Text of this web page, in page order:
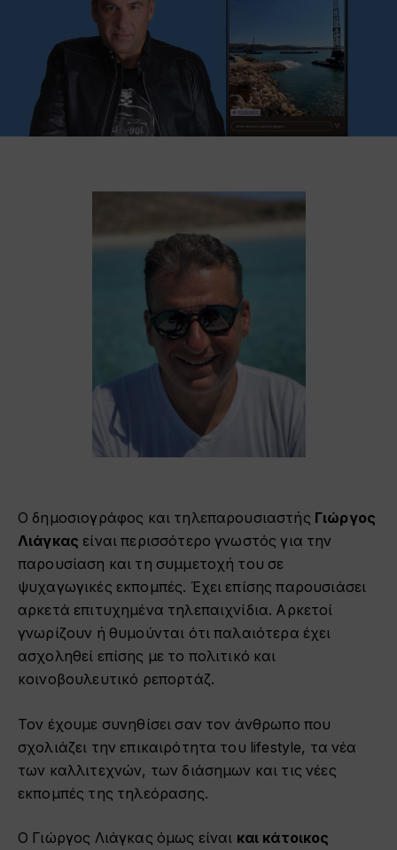
Ο δημοσιογράφος και τηλεπαρουσιαστής Γιώργος
Λιάγκας είναι περισσότερο γνωστός για την
παρουσίαση και τη συμμετοχή του σε
ψυχαγωγικές εκπομπές. Έχει επίσης παρουσιάσει
αρκετά επιτυχημένα τηλεπαιχνίδια. Αρκετοί
γνωρίζουν ή θυμούνται ότι παλαιότερα έχει
ασχοληθεί επίσης με το πολιτικό και
κοινοβουλευτικό ρεπορτάζ.
Τον έχουμε συνηθίσει σαν τον άνθρωπο που
σχολιάζει την επικαιρότητα του lifestyle, τα νέα
των καλλιτεχνών, των διάσημων και τις νέες
εκπομπές της τηλεόρασης.
Ο Γιώργος Λιάγκας όμως είναι και κάτοικος